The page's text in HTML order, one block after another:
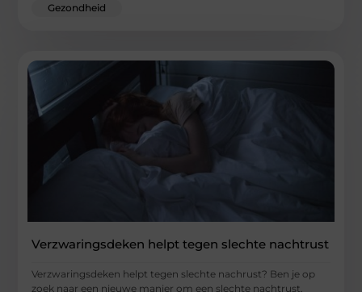
Gezondheid
Verzwaringsdeken helpt tegen slechte nachtrust
Verzwaringsdeken helpt tegen slechte nachrust? Ben je op
zoek naar een nieuwe manier om een slechte nachtrust,